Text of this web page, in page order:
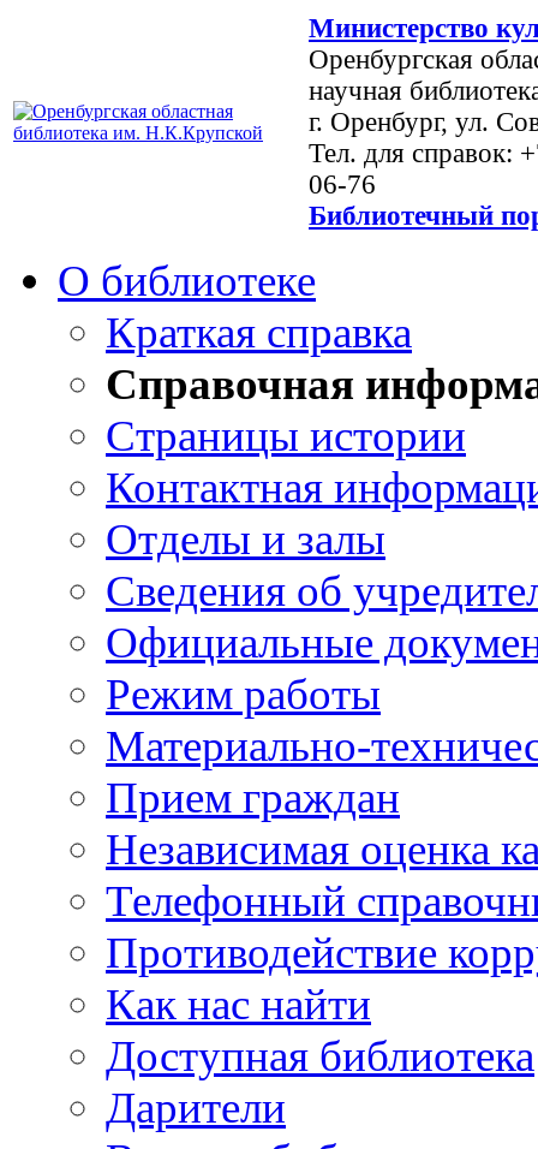
Министерство
Оренбургская
научная
г. Оренбург, ул.
Тел. для справок:
06-76
Библиотечный
О библиотеке
Краткая справка
Справочная
Страницы истории
Контактная
Отделы и залы
Сведения об
Официальные
Режим работы
Материально-
Прием граждан
Независимая оценка
Телефонный
Противодействие
Как нас найти
Доступная библиотека
Дарители